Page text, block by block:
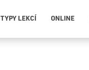
TYPY LEKCÍ ONLINE